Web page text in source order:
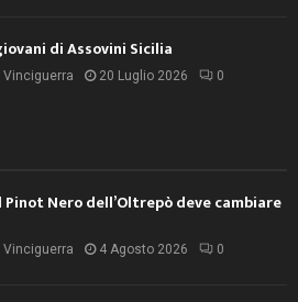
di Assovini Sicilia
Vinciguerra 20 Luglio 2026 0
Pinot Nero dell’Oltrepò deve cambiare
Vinciguerra 4 Agosto 2026 0